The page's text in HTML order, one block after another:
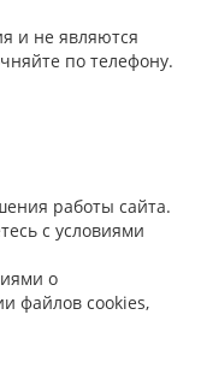
и не являются
по телефону.
работы сайта.
с условиями
о
файлов cookies,